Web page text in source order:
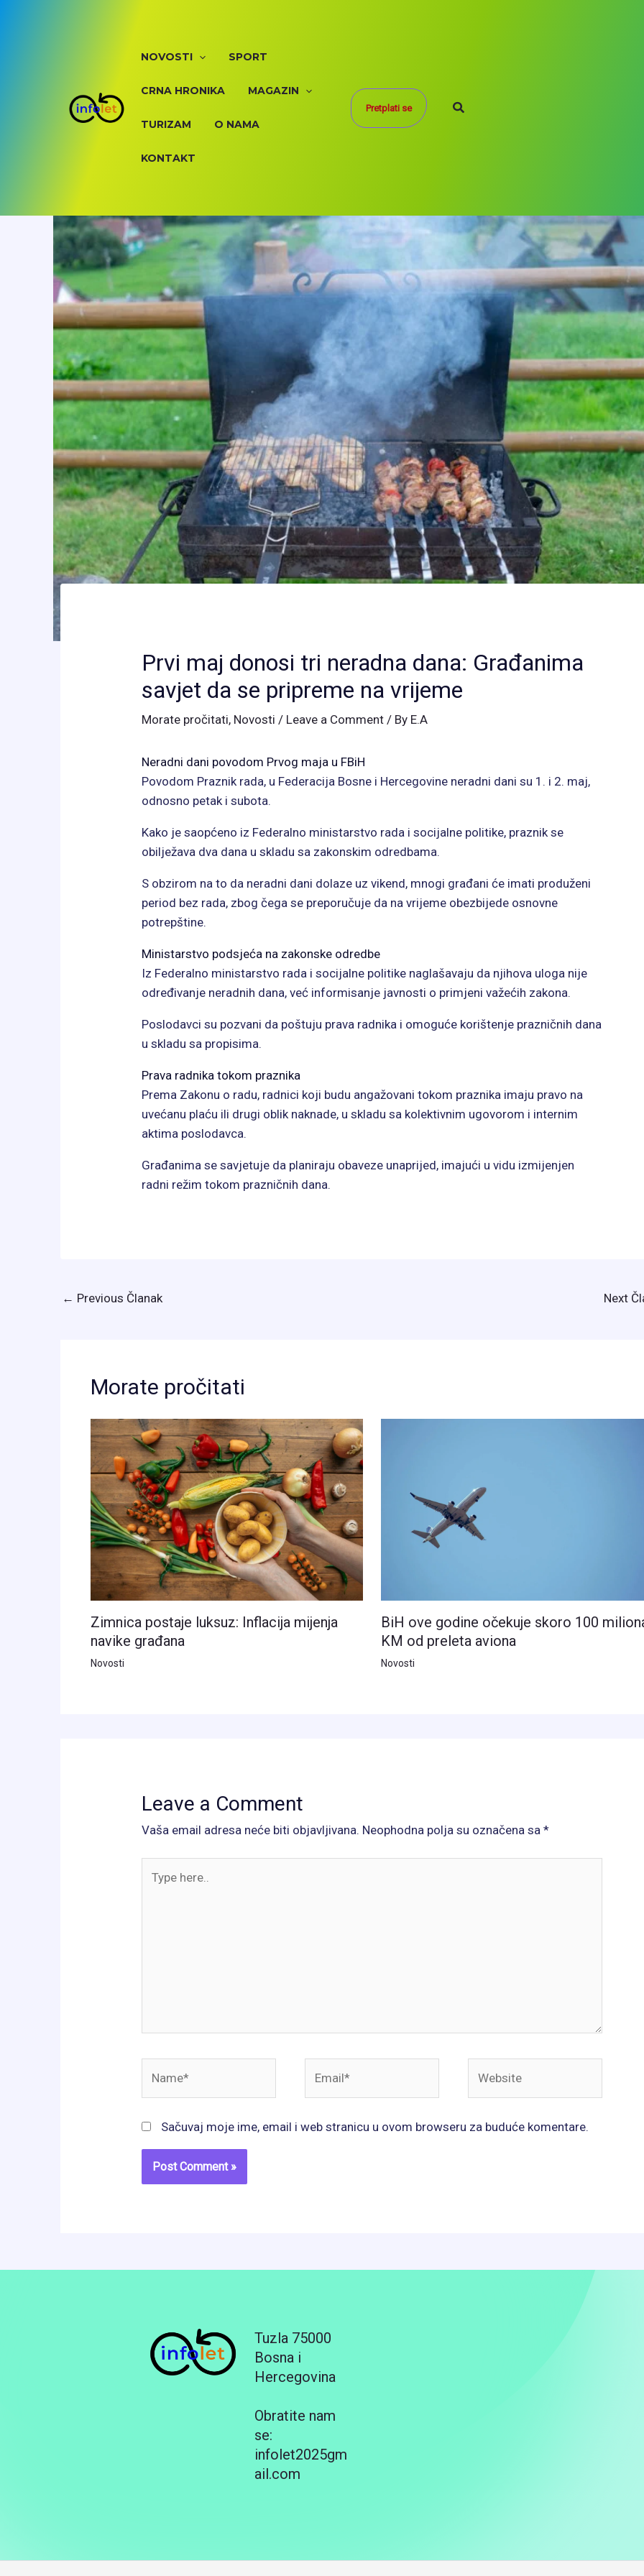
NOVOSTI SPORT
CRNA HRONIKA MAGAZIN
TURIZAM O NAMA
KONTAKT
Pretplati se Search
Prvi maj donosi tri neradna dana: Građanima
savjet da se pripreme na vrijeme
Morate pročitati, Novosti / Leave a Comment / By E.A
Neradni dani povodom Prvog maja u FBiH
Povodom Praznik rada, u Federacija Bosne i Hercegovine neradni dani su 1. i 2. maj,
odnosno petak i subota.
Kako je saopćeno iz Federalno ministarstvo rada i socijalne politike, praznik se
obilježava dva dana u skladu sa zakonskim odredbama.
S obzirom na to da neradni dani dolaze uz vikend, mnogi građani će imati produženi
period bez rada, zbog čega se preporučuje da na vrijeme obezbijede osnovne
potrepštine.
Ministarstvo podsjeća na zakonske odredbe
Iz Federalno ministarstvo rada i socijalne politike naglašavaju da njihova uloga nije
određivanje neradnih dana, već informisanje javnosti o primjeni važećih zakona.
Poslodavci su pozvani da poštuju prava radnika i omoguće korištenje prazničnih dana
u skladu sa propisima.
Prava radnika tokom praznika
Prema Zakonu o radu, radnici koji budu angažovani tokom praznika imaju pravo na
uvećanu plaću ili drugi oblik naknade, u skladu sa kolektivnim ugovorom i internim
aktima poslodavca.
Građanima se savjetuje da planiraju obaveze unaprijed, imajući u vidu izmijenjen
radni režim tokom prazničnih dana.
← Previous Članak Next
Morate pročitati
Zimnica postaje luksuz: Inflacija mijenja
navike građana
Novosti
BiH ove godine očekuje skoro 100
KM od preleta aviona
Novosti
Leave a Comment
Vaša email adresa neće biti objavljivana. Neophodna polja su označena sa *
here..
Sačuvaj moje ime, email i web stranicu u ovom browseru za buduće komentare.
Tuzla 75000
Bosna i
Hercegovina
Obratite nam
se:
infolet2025gm
ail.com